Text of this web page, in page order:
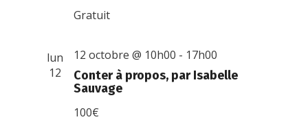
Gratuit
lun
12
Conter à propos, par Isabelle
Sauvage
12 octobre @ 10h00 - 17h00
100€